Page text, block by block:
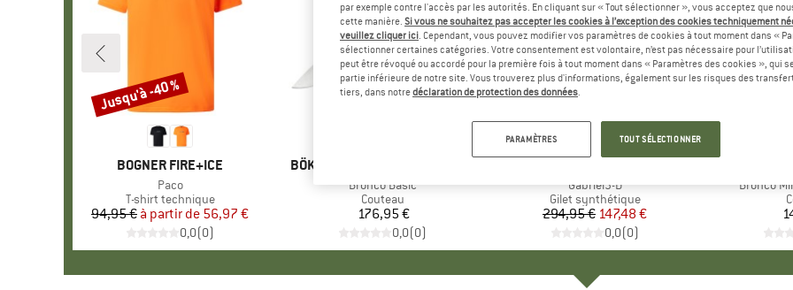
MARQUE
BOGNER FIRE+ICE
Article
Paco
Product group
T-shirt technique
Prix
94,95 € Prix réduit
à partir de 56,97 €
0,0(0)
Remise
Jusqu'à -40 %
MARQUE
BÖKER MANUFAKTUR SOLINGEN
Article
Bronco Basic
Product group
Couteau
Prix
176,95 €
0,0(0)
Article
Gabriel3-D
Product group
Gilet synthétique
Prix
294,95 €Prix réduit
147,48 €
0,0(0)
Remise
-50 %
BÖKER
Article
Bronco
par exemple contre l'accès par les autorités. En cliquant sur « Tout sélectionner », vous acceptez que
cette manière. Si vous ne souhaitez pas accepter les cookies à l’exception des cookies techniquement
veuillez cliquer ici. Cependant, vous pouvez modifier vos paramètres de cookies à tout moment dans «
sélectionner certaines catégories. Votre consentement est volontaire, n’est pas nécessaire pour
peut être révoqué ou accordé pour la première fois à tout moment dans « Paramètres des cookies », qui
partie inférieure de notre site. Vous trouverez plus d'informations, également sur les risques des
tiers, dans notredéclaration de protection des données.
PARAMÈTRES TOUT SÉLECTIONNER